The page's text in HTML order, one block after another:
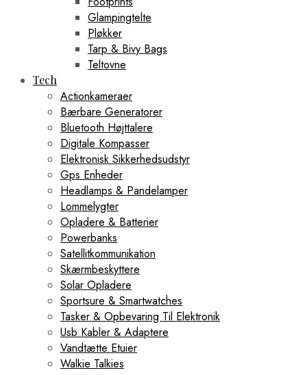
Glampingtelte
Pløkker
Tarp & Bivy Bags
Teltovne
Tech
Actionkameraer
Bærbare Generatorer
Bluetooth Højttalere
Digitale Kompasser
Elektronisk Sikkerhedsudstyr
Gps Enheder
Headlamps & Pandelamper
Lommelygter
Opladere & Batterier
Powerbanks
Satellitkommunikation
Skærmbeskyttere
Solar Opladere
Sportsure & Smartwatches
Tasker & Opbevaring Til Elektronik
Usb Kabler & Adaptere
Vandtætte Etuier
Walkie Talkies